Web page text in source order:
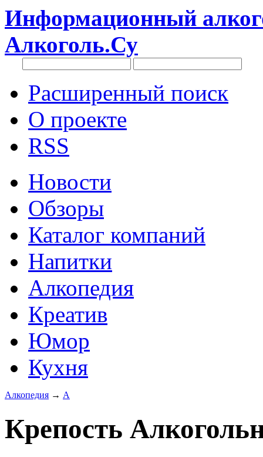
Информационный
Алкоголь.Су
Расширенный поиск
О проекте
RSS
Новости
Обзоры
Каталог компаний
Напитки
Алкопедия
Креатив
Юмор
Кухня
Алкопедия → А
Крепость